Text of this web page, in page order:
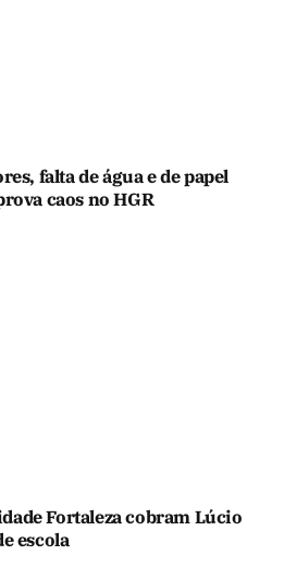
falta de água e de papel
caos no HGR
Fortaleza cobram Lúcio
escola